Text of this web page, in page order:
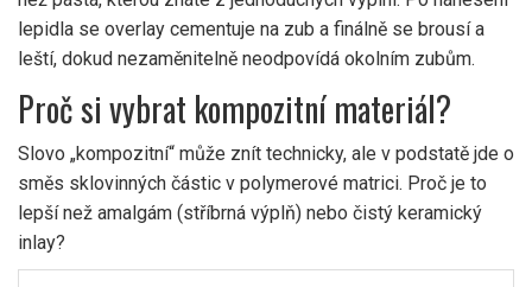
lepidla se overlay cementuje na zub a finálně se brousí a
leští, dokud nezaměnitelně neodpovídá okolním zubům.
Proč si vybrat kompozitní materiál?
Slovo „kompozitní“ může znít technicky, ale v podstatě jde o
směs sklovinných částic v polymerové matrici. Proč je to
lepší než amalgám (stříbrná výplň) nebo čistý keramický
inlay?